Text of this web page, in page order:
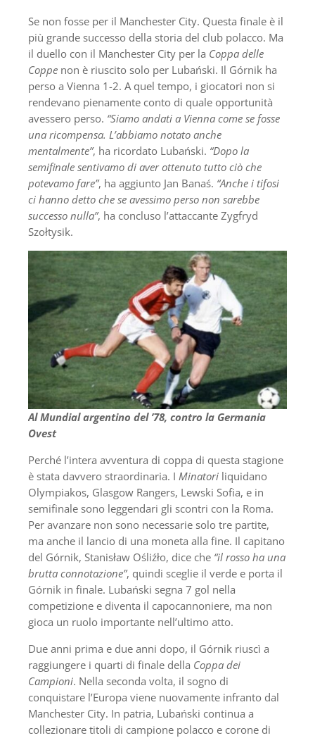
Se non fosse per il Manchester City. Questa finale è il
più grande successo della storia del club polacco. Ma
il duello con il Manchester City per la Coppa delle
Coppe non è riuscito solo per Lubański. Il Górnik ha
perso a Vienna 1-2. A quel tempo, i giocatori non si
rendevano pienamente conto di quale opportunità
avessero perso. “Siamo andati a Vienna come se fosse
una ricompensa. L’abbiamo notato anche
mentalmente”, ha ricordato Lubański. “Dopo la
semifinale sentivamo di aver ottenuto tutto ciò che
potevamo fare”, ha aggiunto Jan Banaś. “Anche i tifosi
ci hanno detto che se avessimo perso non sarebbe
successo nulla”, ha concluso l’attaccante Zygfryd
Szołtysik.
Al Mundial argentino del ’78, contro la Germania
Ovest
Perché l’intera avventura di coppa di questa stagione
è stata davvero straordinaria. I Minatori liquidano
Olympiakos, Glasgow Rangers, Lewski Sofia, e in
semifinale sono leggendari gli scontri con la Roma.
Per avanzare non sono necessarie solo tre partite,
ma anche il lancio di una moneta alla fine. Il capitano
del Górnik, Stanisław Ośliźło, dice che “il rosso ha una
brutta connotazione”, quindi sceglie il verde e porta il
Górnik in finale. Lubański segna 7 gol nella
competizione e diventa il capocannoniere, ma non
gioca un ruolo importante nell’ultimo atto.
Due anni prima e due anni dopo, il Górnik riuscì a
raggiungere i quarti di finale della Coppa dei
Campioni. Nella seconda volta, il sogno di
conquistare l’Europa viene nuovamente infranto dal
Manchester City. In patria, Lubański continua a
collezionare titoli di campione polacco e corone di